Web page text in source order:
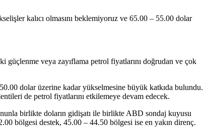
kalıcı olmasını beklemiyoruz ve 65.00 – 55.00 dolar
veya zayıflama petrol fiyatlarını doğrudan ve çok
50.00 dolar üzerine kadar yükselmesine büyük katkıda bulundu.
de petrol fiyatlarını etkilemeye devam edecek.
birlikte doların gidişatı ile birlikte ABD sondaj kuyusu
bölgesi destek, 45.00 – 44.50 bölgesi ise en yakın direnç.